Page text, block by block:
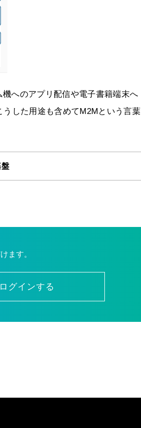
へのアプリ配信や電子書籍端末へ
した用途も含めてM2Mという言葉
ます。
ログインする